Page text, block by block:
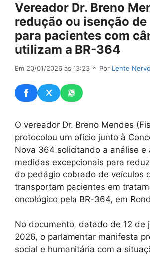
Vereador Dr. Breno
redução ou isenção
para pacientes com
utilizam a BR-364
Em 20/01/2026 às 13:23 ⚬ Por Lente
O vereador Dr. Breno Mendes
protocolou um ofício junto à
Nova 364 solicitando a análise e
medidas excepcionais para
do pedágio cobrado de veículos
transportam pacientes em
oncológico pela BR-364, em
No documento, datado de 12 de
2026, o parlamentar manifesta
social e humanitária com a